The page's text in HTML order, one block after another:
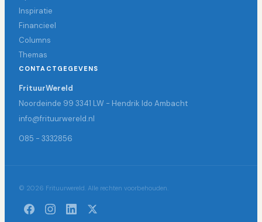
Inspiratie
Financieel
Columns
Themas
CONTACTGEGEVENS
FrituurWereld
Noordeinde 99 3341 LW - Hendrik Ido Ambacht
info@frituurwereld.nl
085 - 3332856
© 2026 Frituurwereld. Alle rechten voorbehouden.